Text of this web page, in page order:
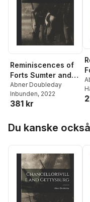
Reminiscences of
Forts Sumter and
Moultrie in 1860-
'61
Abner Doubleday
Inbunden, 2022
381 kr
Du kanske